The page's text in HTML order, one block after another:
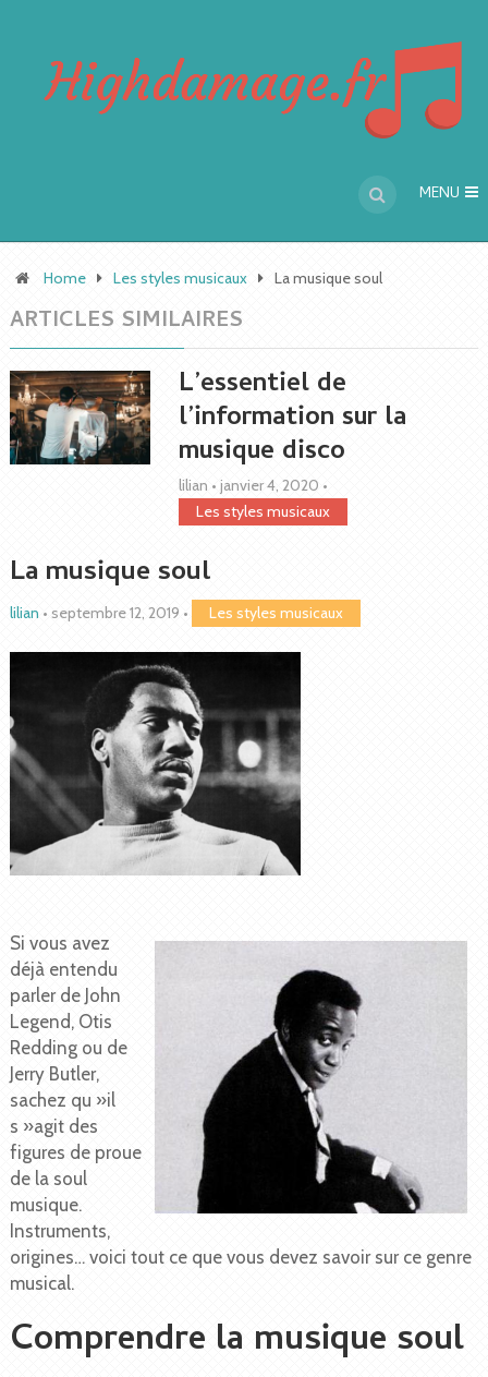
MENU
Home Les styles musicaux La musique soul
ARTICLES SIMILAIRES
L’essentiel de
l’information sur la
musique disco
lilian • janvier 4, 2020 •
Les styles musicaux
La musique soul
lilian • septembre 12, 2019 • Les styles musicaux
Si vous avez
déjà entendu
parler de John
Legend, Otis
Redding ou de
Jerry Butler,
sachez qu »il
s »agit des
figures de proue
de la soul
musique.
Instruments,
origines… voici tout ce que vous devez savoir sur ce genre
musical.
Comprendre la musique soul